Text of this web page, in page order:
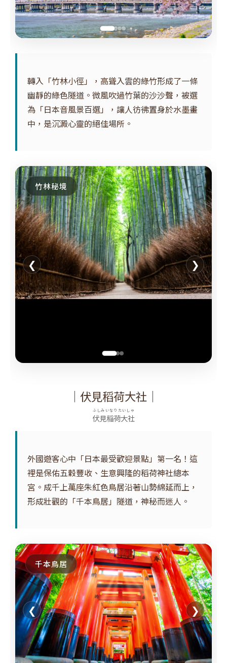
轉入「竹林小徑」，高聳入雲的綠竹形成了一條
幽靜的綠色隧道。微風吹過竹葉的沙沙聲，被選
為「日本音風景百選」，讓人彷彿置身於水墨畫
中，是沉澱心靈的絕佳場所。
竹林秘境
❮ ❯
｜伏見稻荷大社｜
伏見稲荷大社
ふしみいなりたいしゃ
外國遊客心中「日本最受歡迎景點」第一名！這
裡是保佑五穀豐收、生意興隆的稻荷神社總本
宮。成千上萬座朱紅色鳥居沿著山勢綿延而上，
形成壯觀的「千本鳥居」隧道，神秘而迷人。
千本鳥居
❮ ❯